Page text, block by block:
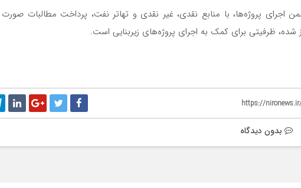
پروژه‌ها، با منابع نقدی، غیر نقدی و تهاتر نفت، پرداخت مطالبات
ظرفیتی برای کمک به اجرای پروژه‌های زیربنایی است.
https://
بدون دیدگاه